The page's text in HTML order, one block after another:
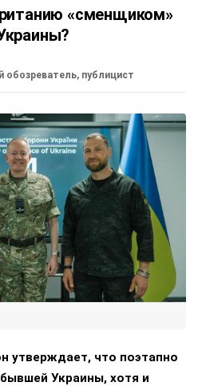
«сменщиком»
обозреватель, публицист
утверждает, что поэтапно
Украины, хотя и